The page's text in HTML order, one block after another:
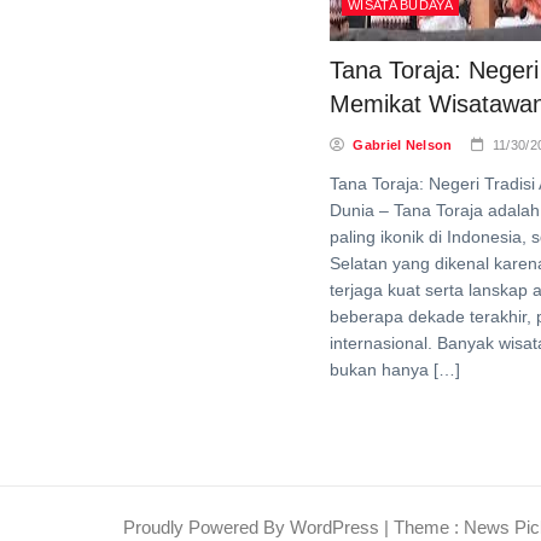
WISATA BUDAYA
Tana Toraja:
Memikat
Gabriel Nelson 11/30/
Tana Toraja: Negeri
Dunia – Tana Toraja
paling ikonik di Indonesia,
Selatan yang dikenal
terjaga kuat serta lanskap
beberapa dekade terakhir,
internasional. Banyak
bukan hanya […]
Proudly Powered By WordPress | Theme : News